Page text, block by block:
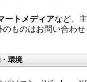
ートメディアなど、
のものはお問い合わ
環境